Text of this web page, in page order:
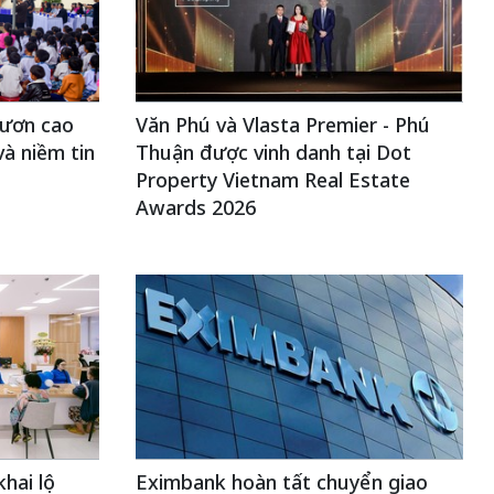
cao
niềm tin
Văn Phú và Vlasta Premier - Phú
Thuận được vinh danh tại Dot
Property Vietnam Real Estate
Awards 2026
lộ Eximbank hoàn tất chuyển giao